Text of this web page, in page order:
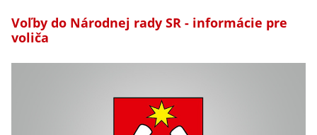
Voľby do Národnej rady SR - informácie pre
voliča